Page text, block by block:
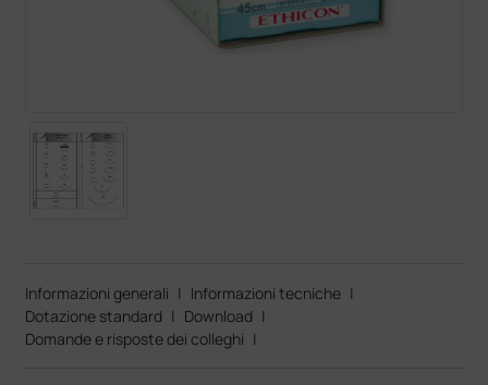
Informazioni generali | Informazioni tecniche |
Dotazione standard | Download |
Domande e risposte dei colleghi |